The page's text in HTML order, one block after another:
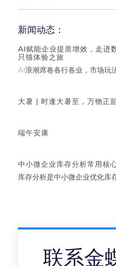
新闻动态：
AI赋能企业提质增效，走
只猫体验之旅
AI浪潮席卷各行各业，市场玩
大暑 | 时逢大暑至，万物正
端午安康
中小微企业库存分析常用核
库存分析是中小微企业优化库
联系金